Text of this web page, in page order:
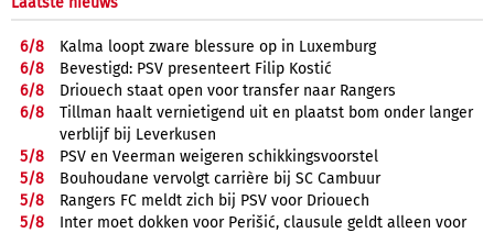
6/8
Kalma loopt zware blessure op in Luxemburg
6/8
Bevestigd: PSV presenteert Filip Kostić
6/8
Driouech staat open voor transfer naar Rangers
6/8
Tillman haalt vernietigend uit en plaatst bom onder langer
verblijf bij Leverkusen
5/8
PSV en Veerman weigeren schikkingsvoorstel
5/8
Bouhoudane vervolgt carrière bij SC Cambuur
5/8
Rangers FC meldt zich bij PSV voor Driouech
5/8
Inter moet dokken voor Perišić, clausule geldt alleen voor